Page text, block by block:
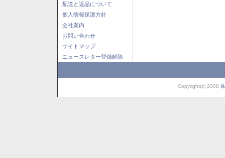
配送と返品について
個人情報保護方針
会社案内
お問い合わせ
サイトマップ
ニュースレター登録解除
Copyright(c) 2008